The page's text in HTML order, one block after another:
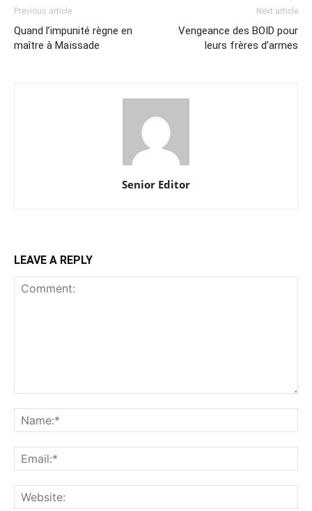
Previous article
Quand l’impunité règne en
maître à Maïssade
Next article
Vengeance des BOID pour
leurs frères d’armes
Senior Editor
LEAVE A REPLY